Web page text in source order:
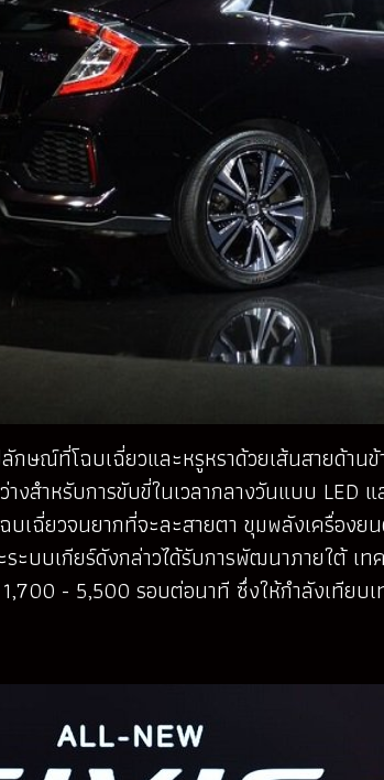
ษณ์ที่โฉบเฉี่ยวและหรูหราด้วยเส้นสายด้า
งสำหรับการขับขี่ในเวลากลางวันแบบ LED
เฉี่ยวจนยากที่จะละสายตา ขุมพลังเครื่องย
ะบบเกียร์ดังกล่าวได้รับการพัฒนาภายใต้เท
- 5,500 รอบต่อนาที ซึ่งให้กำลังเทียบ